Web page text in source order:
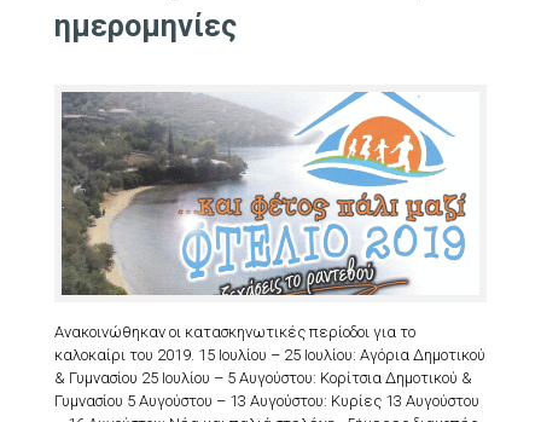
ημερομηνίες
Ανακοινώθηκαν οι κατασκηνωτικές περίοδοι για το
καλοκαίρι του 2019. 15 Ιουλίου – 25 Ιουλίου: Αγόρια Δημοτικού
& Γυμνασίου 25 Ιουλίου – 5 Αυγούστου: Κορίτσια Δημοτικού &
Γυμνασίου 5 Αυγούστου – 13 Αυγούστου: Κυρίες 13 Αυγούστου